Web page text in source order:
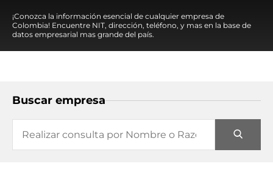
¡Conozca la información esencial de cualquier empresa de
Colombia! Encuentre NIT, dirección, teléfono, y mas en la base de
datos empresarial mas grande del país.
Buscar empresa